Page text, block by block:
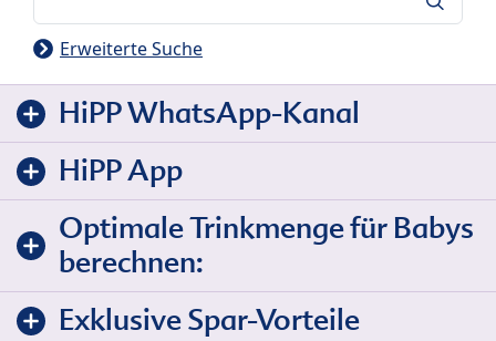
Erweiterte Suche
HiPP WhatsApp-Kanal
HiPP App
Optimale Trinkmenge für Babys
berechnen:
Exklusive Spar-Vorteile